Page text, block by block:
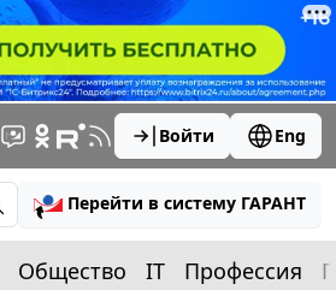
Войти Eng
Перейти в систему ГАРАНТ
Общество IT Профессия